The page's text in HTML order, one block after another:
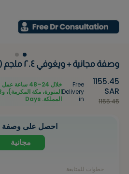
وصفة مجانية + ويغوفي ٢.٤ ملجم (يشمل الإبر)
1155.45
SAR
1155.45
Free
Delivery
in
خلال 24–48
المملكة. Days
احصل على وصفة
مجانية
خطوات للمتابعة